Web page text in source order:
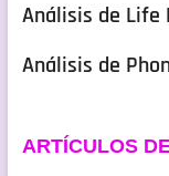
Análisis de Life
Análisis de
ARTÍCULOS